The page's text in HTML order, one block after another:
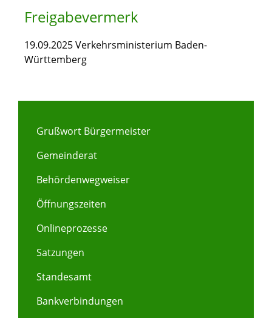
Freigabevermerk
19.09.2025Verkehrsministerium Baden-
Württemberg
Grußwort Bürgermeister
Gemeinderat
Behördenwegweiser
Öffnungszeiten
Onlineprozesse
Satzungen
Standesamt
Bankverbindungen